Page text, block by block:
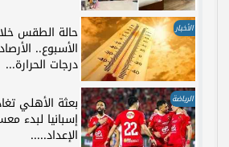
الأخبار حالة الطقس
الأسبوع..
درجات الحرارة...
الرياضة بعثة الأهلي
إسبانيا لبدء
الإعداد.....